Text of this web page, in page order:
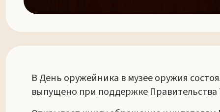
В День оружейника в музее оружия
выпущено при поддержке Правительства